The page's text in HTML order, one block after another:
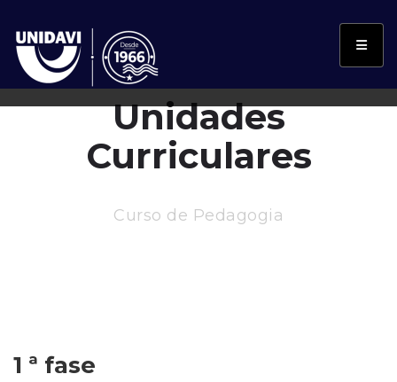
Unidades
Curriculares
Curso de Pedagogia
1 ª fase